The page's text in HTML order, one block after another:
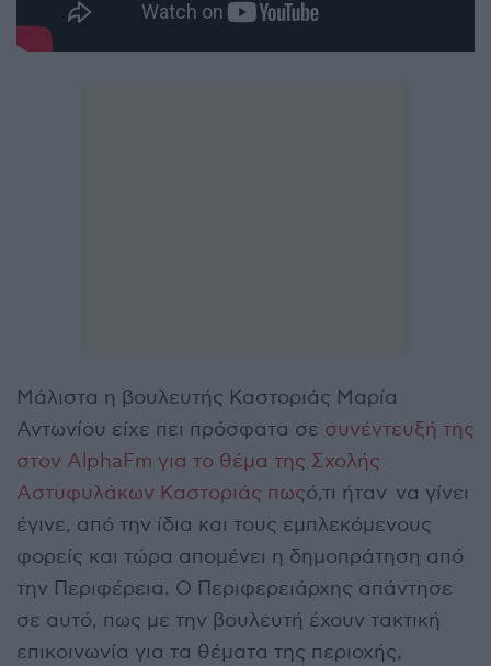
Μάλιστα η βουλευτής Καστοριάς Μαρία
Αντωνίου είχε πει πρόσφατα σε συνέντευξή της
στον AlphaFm για το θέμα της Σχολής
Αστυφυλάκων Καστοριάς πωςό,τι ήταν να γίνει
έγινε, από την ίδια και τους εμπλεκόμενους
φορείς και τώρα απομένει η δημοπράτηση από
την Περιφέρεια. Ο Περιφερειάρχης απάντησε
σε αυτό, πως με την βουλευτή έχουν τακτική
επικοινωνία για τα θέματα της περιοχής,